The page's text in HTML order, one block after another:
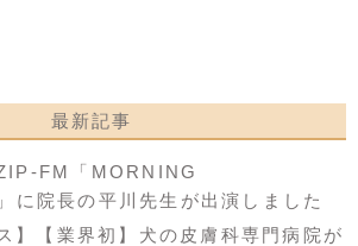
最新記事
FM「MORNING
に院長の平川先生が出演しました
】【業界初】犬の皮膚科専門病院が